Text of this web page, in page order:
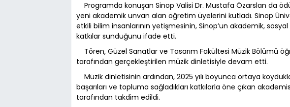
Programda konuşan Sinop Valisi Dr. Mustafa Özarslan da
yeni akademik unvan alan öğretim üyelerini kutladı. Sinop
etkili bilim insanlarının yetişmesinin, Sinop’un akademik,
katkılar sunduğunu ifade etti.
Tören, Güzel Sanatlar ve Tasarım Fakültesi Müzik Bölümü
tarafından gerçekleştirilen müzik dinletisiyle devam etti.
Müzik dinletisinin ardından, 2025 yılı boyunca ortaya
başarıları ve topluma sağladıkları katkılarla öne çıkan
tarafından takdim edildi.